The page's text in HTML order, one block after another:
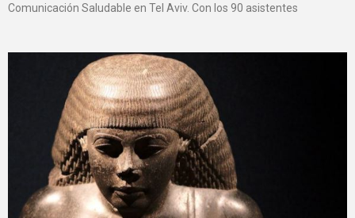
Comunicación Saludable en Tel Aviv. Con los 90 asistentes